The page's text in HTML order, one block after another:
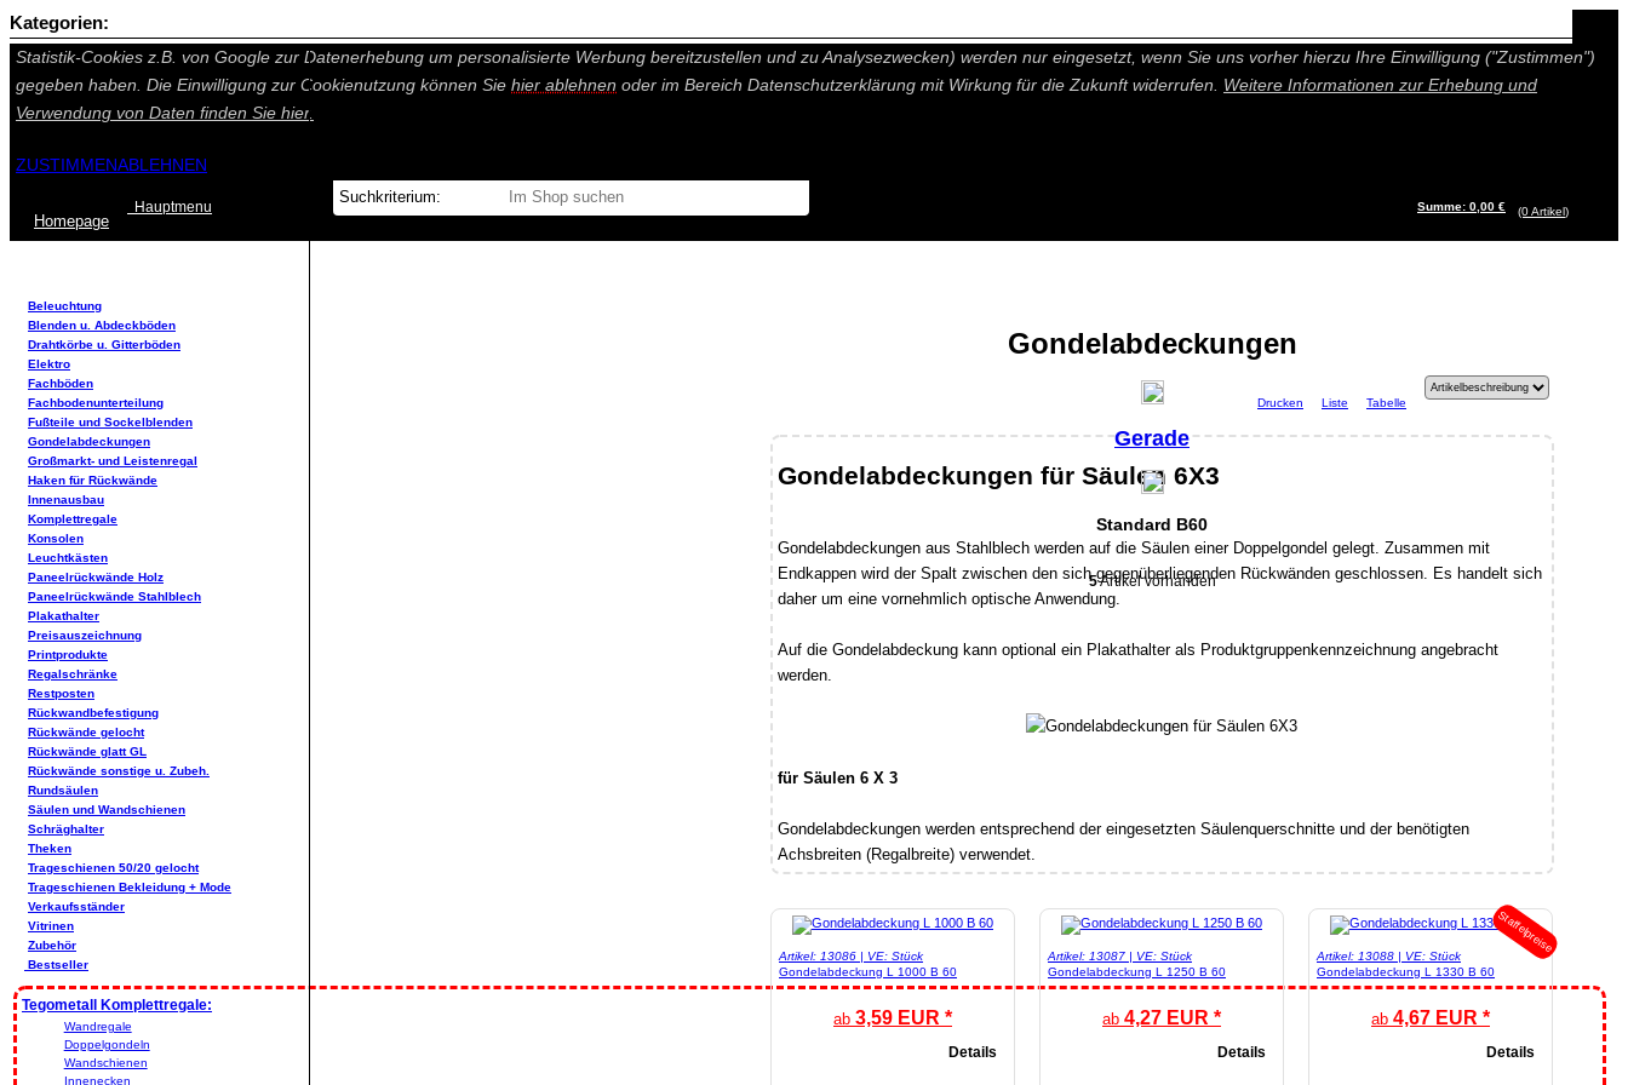
Auf dieser Seite werden technisch notwendige Cookies gesetzt. Technisch nicht notwendige Cookies und Statistik Funktionen, die Ihnen ein besseres und individuelleres Angebot bieten (Marketing- und
Statistik-Cookies z.B. von Google zur Datenerhebung um personalisierte Werbung bereitzustellen und zu Analysezwecken) werden nur eingesetzt, wenn Sie uns vorher hierzu Ihre Einwilligung ("Zustimmen")
gegeben haben. Die Einwilligung zur Cookienutzung können Sie hier ablehnen oder im Bereich Datenschutzerklärung mit Wirkung für die Zukunft widerrufen. Weitere Informationen zur Erhebung und
Verwendung von Daten finden Sie hier.
ZUSTIMMENABLEHNEN
Homepage
Hauptmenu Summe: 0,00 € (0Artikel)
Gondelabdeckungen
Gerade
Standard B60
5Artikel vorhanden
Drucken Liste Tabelle
Gondelabdeckungen für Säulen 6X3
Gondelabdeckungen aus Stahlblech werden auf die Säulen einer Doppelgondel gelegt. Zusammen mit
Endkappen wird der Spalt zwischen den sich gegenüberliegenden Rückwänden geschlossen. Es handelt sich
daher um eine vornehmlich optische Anwendung.
Auf die Gondelabdeckung kann optional ein Plakathalter als Produktgruppenkennzeichnung angebracht
werden.
für Säulen 6 X 3
Gondelabdeckungen werden entsprechend der eingesetzten Säulenquerschnitte und der benötigten
Achsbreiten (Regalbreite) verwendet.
Artikel: 13086 | VE: Stück
Gondelabdeckung L 1000 B 60
ab 3,59 EUR *
Details
Artikel: 13087 | VE: Stück
Gondelabdeckung L 1250 B 60
ab 4,27 EUR *
Details
Staffelpreise
Artikel: 13088 | VE: Stück
Gondelabdeckung L 1330 B 60
ab 4,67 EUR *
Details
Kategorien:
Beleuchtung
Blenden u. Abdeckböden
Drahtkörbe u. Gitterböden
Elektro
Fachböden
Fachbodenunterteilung
Fußteile und Sockelblenden
Gondelabdeckungen
Großmarkt- und Leistenregal
Haken für Rückwände
Innenausbau
Komplettregale
Konsolen
Leuchtkästen
Paneelrückwände Holz
Paneelrückwände Stahlblech
Plakathalter
Preisauszeichnung
Printprodukte
Regalschränke
Restposten
Rückwandbefestigung
Rückwände gelocht
Rückwände glatt GL
Rückwände sonstige u. Zubeh.
Rundsäulen
Säulen und Wandschienen
Schräghalter
Theken
Trageschienen 50/20 gelocht
Trageschienen Bekleidung + Mode
Verkaufsständer
Vitrinen
Zubehör
Bestseller
Tegometall Komplettregale:
Wandregale
Doppelgondeln
Wandschienen
Innenecken